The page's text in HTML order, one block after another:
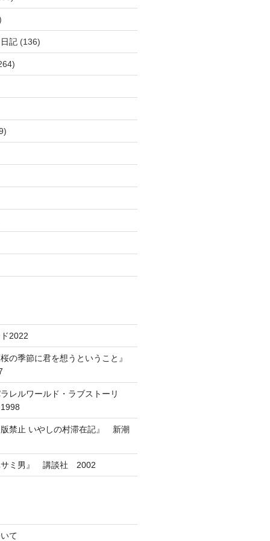
記(136)
2022
の季節に君を想うということ』
レルワールド・ラブストーリ
禁止 いやしの村滞在記』 新潮
ミ男』 講談社 2002
て